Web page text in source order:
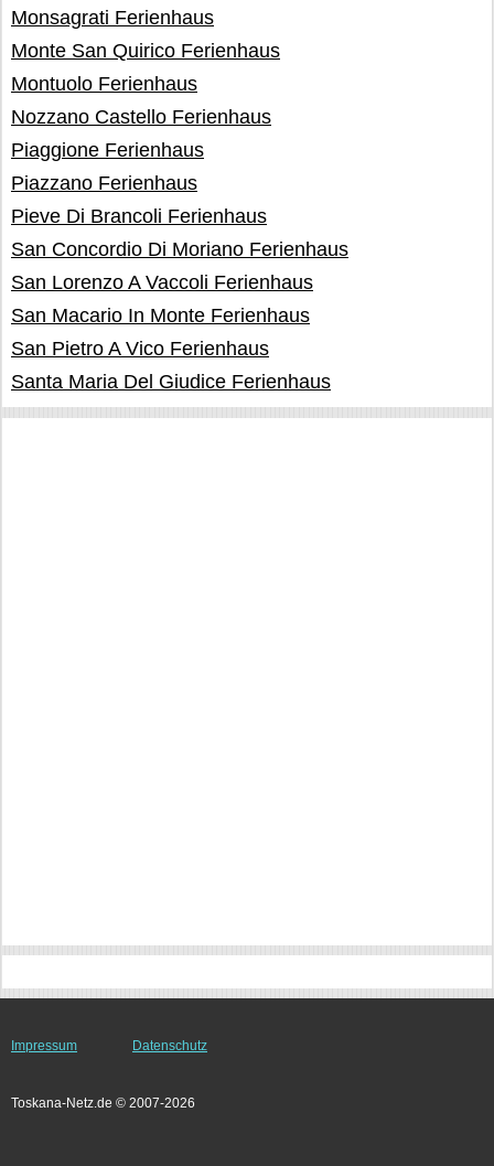
Monsagrati Ferienhaus
Monte San Quirico Ferienhaus
Montuolo Ferienhaus
Nozzano Castello Ferienhaus
Piaggione Ferienhaus
Piazzano Ferienhaus
Pieve Di Brancoli Ferienhaus
San Concordio Di Moriano Ferienhaus
San Lorenzo A Vaccoli Ferienhaus
San Macario In Monte Ferienhaus
San Pietro A Vico Ferienhaus
Santa Maria Del Giudice Ferienhaus
Impressum Datenschutz
Toskana-Netz.de © 2007-2026